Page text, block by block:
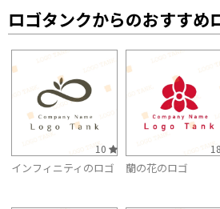
ロゴタンクからのおすすめ
10
インフィニティのロゴ
18
蘭の花のロゴ